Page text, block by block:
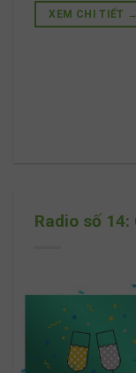
XEM CHI TIẾT →
Radio số